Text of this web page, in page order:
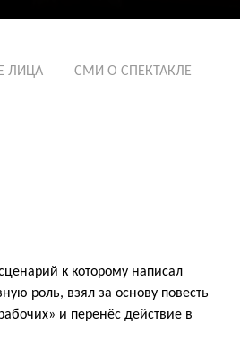
ЛИЦА СМИ О СПЕКТАКЛЕ
к которому написал
роль, взял за основу повесть
и перенёс действие в